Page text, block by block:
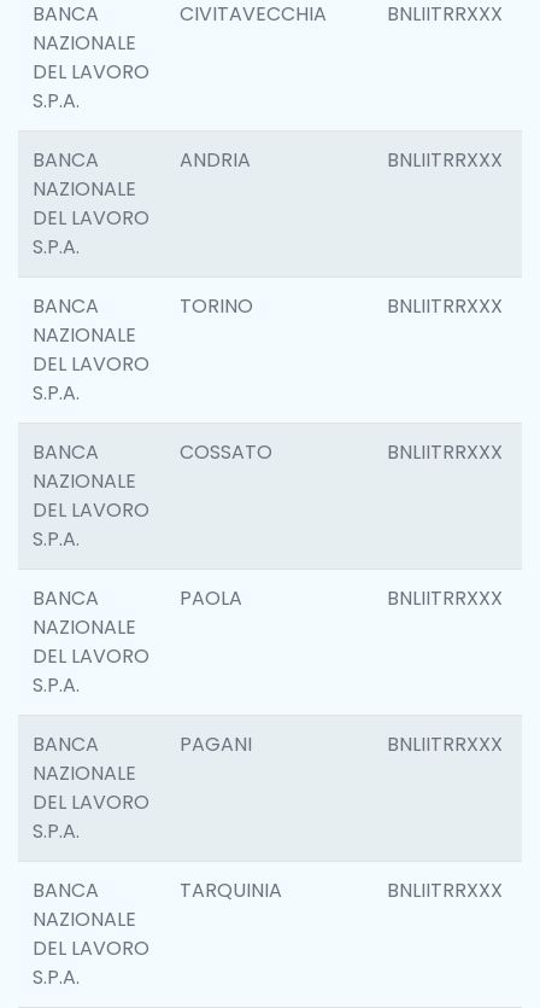
BANCA
NAZIONALE
DEL LAVORO
S.P.A.
CIVITAVECCHIA BNLIITRRXXX
BANCA
NAZIONALE
DEL LAVORO
S.P.A.
ANDRIA BNLIITRRXXX
BANCA
NAZIONALE
DEL LAVORO
S.P.A.
TORINO BNLIITRRXXX
BANCA
NAZIONALE
DEL LAVORO
S.P.A.
COSSATO BNLIITRRXXX
BANCA
NAZIONALE
DEL LAVORO
S.P.A.
PAOLA BNLIITRRXXX
BANCA
NAZIONALE
DEL LAVORO
S.P.A.
PAGANI BNLIITRRXXX
BANCA
NAZIONALE
DEL LAVORO
S.P.A.
TARQUINIA BNLIITRRXXX